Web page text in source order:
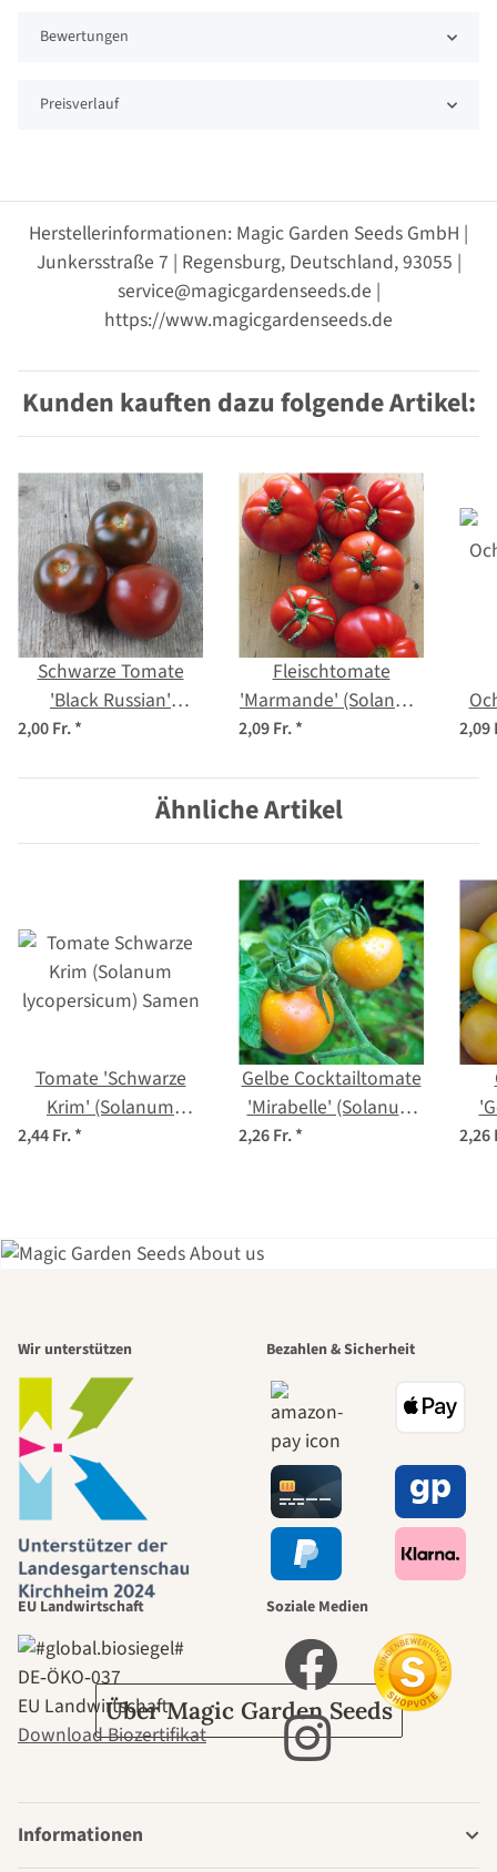
Bewertungen
Preisverlauf
Herstellerinformationen: Magic Garden Seeds GmbH |
Junkersstraße 7 | Regensburg, Deutschland, 93055 |
service@magicgardenseeds.de |
https://www.magicgardenseeds.de
Kunden kauften dazu folgende Artikel:
Schwarze Tomate
'Black Russian'
(Solanum
2,00 Fr.*
Fleischtomate
'Marmande' (Solanum
lycopersicum) Samen
2,09 Fr.* 2,09
Ähnliche Artikel
Tomate 'Schwarze
Krim' (Solanum
lycopersicum) Samen
2,44 Fr.*
Gelbe Cocktailtomate
'Mirabelle' (Solanum
lycopersicum) Samen
2,26 Fr.* 2,26
schönsten
Wege zu uns
selbst führt
durch den
Garten
Über Magic Garden Seeds
Wir unterstützen Bezahlen & Sicherheit
EU Landwirtschaft
DE‑ÖKO‑037
EU Landwirtschaft
Download Biozertifikat
Soziale Medien
Informationen